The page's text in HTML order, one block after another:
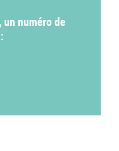
un numéro de